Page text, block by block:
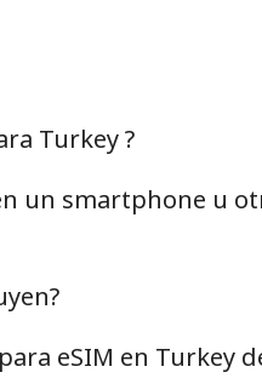
Turkey ?
un smartphone u
eSIM en Turkey